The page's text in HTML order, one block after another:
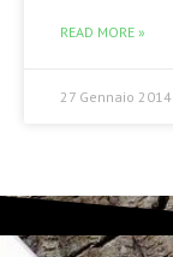
READ MORE »
27 Gennaio 2014